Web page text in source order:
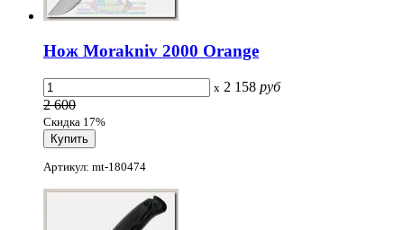
Нож Morakniv 2000 Orange
x 2 158 руб
2 600
Скидка 17%
Артикул: mt-180474